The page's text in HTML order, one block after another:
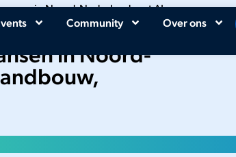
Community Over ons
in Noord-Nederland met AI
in Noord-